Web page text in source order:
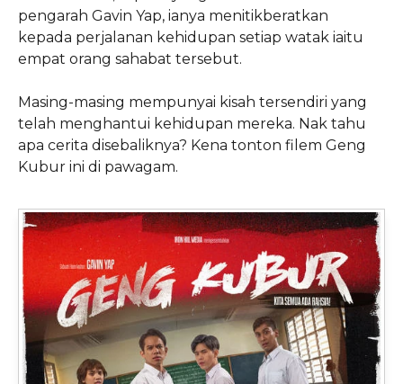
pengarah Gavin Yap, ianya menitikberatkan
kepada perjalanan kehidupan setiap watak iaitu
empat orang sahabat tersebut.
Masing-masing mempunyai kisah tersendiri yang
telah menghantui kehidupan mereka. Nak tahu
apa cerita disebaliknya? Kena tonton filem Geng
Kubur ini di pawagam.